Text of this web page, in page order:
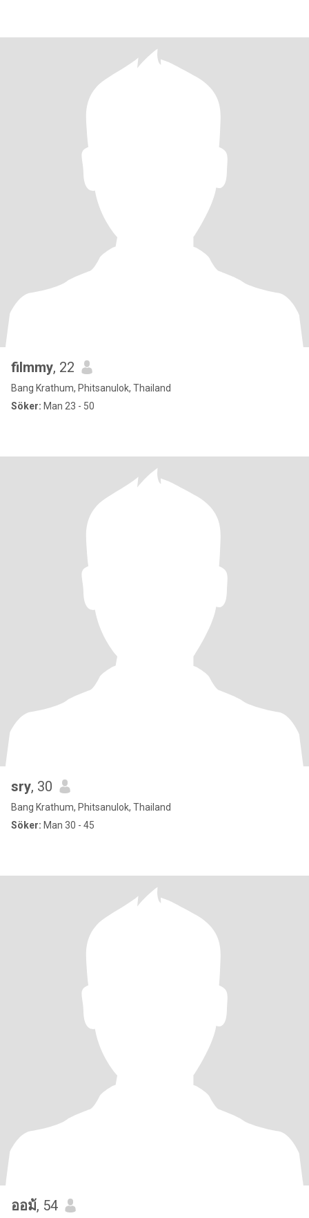
filmmy, 22
Bang Krathum, Phitsanulok, Thailand
Söker: Man 23 - 50
sry, 30
Bang Krathum, Phitsanulok, Thailand
Söker: Man 30 - 45
ออม้, 54